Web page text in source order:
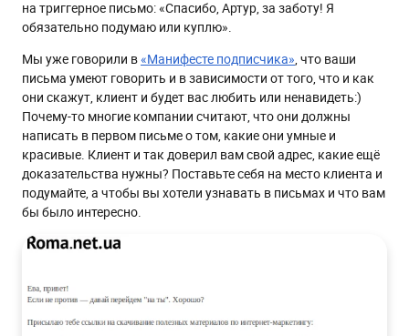
на триггерное письмо: «Спасибо, Артур, за заботу! Я
обязательно подумаю или куплю».
Мы уже говорили в«Манифесте подписчика», что ваши
письма умеют говорить и в зависимости от того, что и как
они скажут, клиент и будет вас любить или ненавидеть:)
Почему-то многие компании считают, что они должны
написать в первом письме о том, какие они умные и
красивые. Клиент и так доверил вам свой адрес, какие ещё
доказательства нужны? Поставьте себя на место клиента и
подумайте, а чтобы вы хотели узнавать в письмах и что вам
бы было интересно.